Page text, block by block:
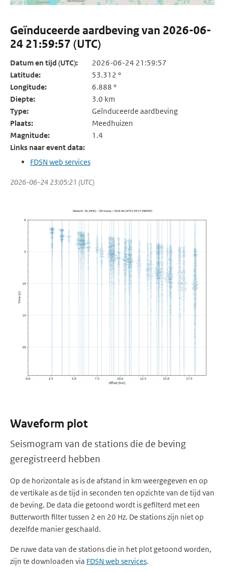
Geïnduceerde aardbeving van 2026-06-
24 21:59:57 (UTC)
Datum en tijd (UTC):
2026-06-24 21:59:57
Latitude:
53.312 °
Longitude:
6.888 °
Diepte:
3.0 km
Type:
Geïnduceerde aardbeving
Plaats:
Meedhuizen
Magnitude:
1.4
Links naar event data:
FDSN web services
2026-06-24 23:05:21 (UTC)
Waveform plot
Seismogram van de stations die de beving
geregistreerd hebben
Op de horizontale as is de afstand in km weergegeven en op
de vertikale as de tijd in seconden ten opzichte van de tijd van
de beving. De data die getoond wordt is gefilterd met een
Butterworth filter tussen 2 en 20 Hz. De stations zijn niet op
dezelfde manier geschaald.
De ruwe data van de stations die in het plot getoond worden,
zijn te downloaden via FDSN web services.